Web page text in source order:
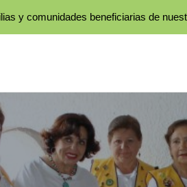
y comunidades beneficiarias de